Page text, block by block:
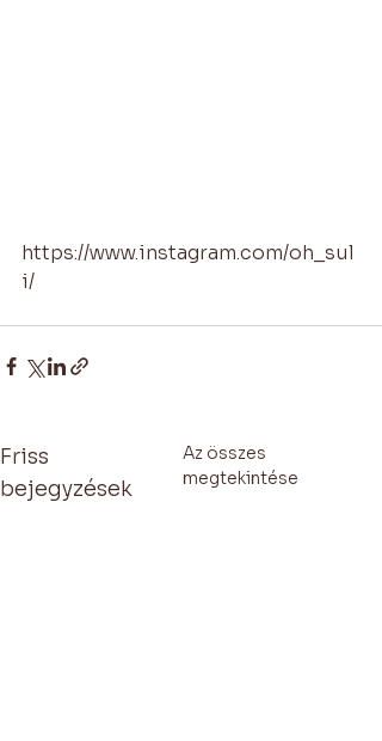
https://www.instagram.com/oh_sul
i/
Friss
bejegyzések
Az összes
megtekintése